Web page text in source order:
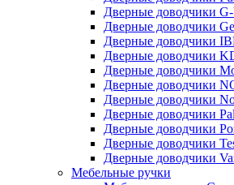
Дверные доводчики
Дверные доводчики
Дверные доводчики
Дверные доводчики
Дверные доводчики
Дверные доводчики
Дверные доводчики
Дверные доводчики
Дверные доводчики
Дверные доводчики
Дверные доводчики
Мебельные ручки